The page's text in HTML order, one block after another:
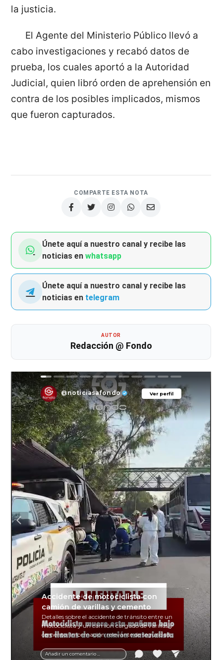
la justicia.
El Agente del Ministerio Público llevó a
cabo investigaciones y recabó datos de
prueba, los cuales aportó a la Autoridad
Judicial, quien libró orden de aprehensión en
contra de los posibles implicados, mismos
que fueron capturados.
COMPARTE ESTA NOTA
Únete aquí a nuestro canal y recibe las
noticias enwhatsapp
Únete aquí a nuestro canal y recibe las
noticias en telegram
AUTOR
Redacción @ Fondo
Ver perfil
@noticiasafondo Ver perfil
Añadir un comentario ...
Accidente de motociclista con
camión de varillas y cemento
Detalles sobre el accidente de tránsito entre un
motociclista y un camión cargado de varillas y
cemento. Información relevante de seguridad
vial y recomendaciones para motociclistas.